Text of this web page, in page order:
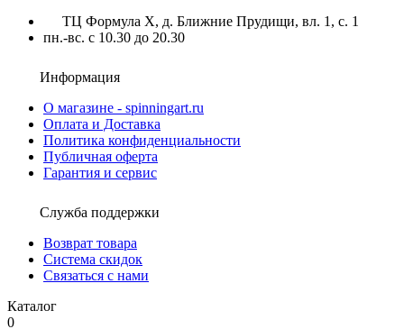
ТЦ Формула X, д. Ближние Прудищи, вл. 1, с. 1
пн.-вс. с 10.30 до 20.30
Информация
О магазине - spinningart.ru
Оплата и Доставка
Политика конфиденциальности
Публичная оферта
Гарантия и сервис
Служба поддержки
Возврат товара
Система скидок
Связаться с нами
Каталог
0